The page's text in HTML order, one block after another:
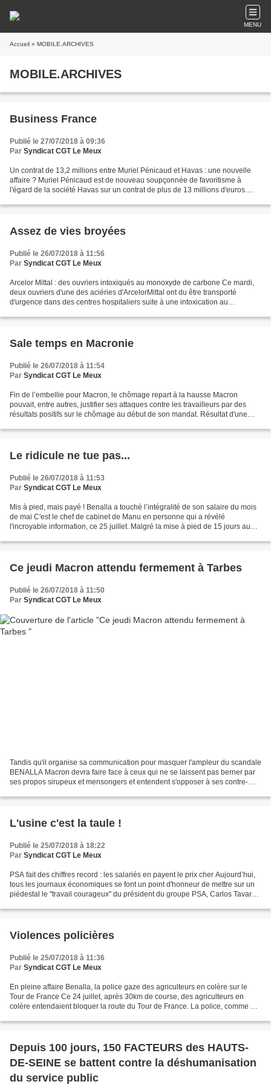
MENU
Accueil » MOBILE.ARCHIVES
MOBILE.ARCHIVES
Business France
Publié le 27/07/2018 à 09:36
Par Syndicat CGT Le Meux
Un contrat de 13,2 millions entre Muriel Pénicaud et Havas : une nouvelle
affaire ? Muriel Pénicaud est de nouveau soupçonnée de favoritisme à
l'égard de la société Havas sur un contrat de plus de 13 millions d'euros.
Assez de vies broyées
Publié le 26/07/2018 à 11:56
Par Syndicat CGT Le Meux
Arcelor Mittal : des ouvriers intoxiqués au monoxyde de carbone Ce mardi,
deux ouvriers d'une des aciéries d'ArcelorMittal ont du être transporté
d'urgence dans des centres hospitaliers suite à une intoxication au
Sale temps en Macronie
Publié le 26/07/2018 à 11:54
Par Syndicat CGT Le Meux
Fin de l’embellie pour Macron, le chômage repart à la hausse Macron
pouvait, entre autres, justifier ses attaques contre les travailleurs par des
résultats positifs sur le chômage au début de son mandat. Résultat d'une
Le ridicule ne tue pas...
Publié le 26/07/2018 à 11:53
Par Syndicat CGT Le Meux
Mis à pied, mais payé ! Benalla a touché l’intégralité de son salaire du mois
de mai C'est le chef de cabinet de Manu en personne qui a révélé
l'incroyable information, ce 25 juillet. Malgré la mise à pied de 15 jours au
Ce jeudi Macron attendu fermement à Tarbes
Publié le 26/07/2018 à 11:50
Par Syndicat CGT Le Meux
Tandis qu'il organise sa communication pour masquer l'ampleur du scandale
BENALLA Macron devra faire face à ceux qui ne se laissent pas berner par
ses propos sirupeux et mensongers et entendent s'opposer à ses contre-
L'usine c'est la taule !
Publié le 25/07/2018 à 18:22
Par Syndicat CGT Le Meux
PSA fait des chiffres record : les salariés en payent le prix cher Aujourd’hui,
tous les journaux économiques se font un point d'honneur de mettre sur un
piédestal le "travail courageux" du président du groupe PSA, Carlos Tavares.
Violences policières
Publié le 25/07/2018 à 11:36
Par Syndicat CGT Le Meux
En pleine affaire Benalla, la police gaze des agriculteurs en colère sur le
Tour de France Ce 24 juillet, après 30km de course, des agriculteurs en
colère entendaient bloquer la route du Tour de France. La police, comme à
Depuis 100 jours, 150 FACTEURS des HAUTS-
DE-SEINE se battent contre la déshumanisation
du service public